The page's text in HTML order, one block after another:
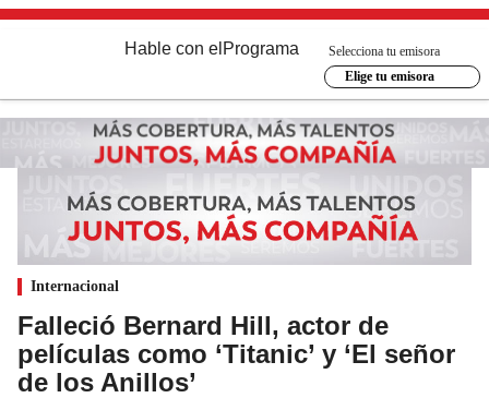
Hable con el Programa
Selecciona tu emisora
Elige tu emisora
Internacional
Falleció Bernard Hill, actor de
películas como ‘Titanic’ y ‘El señor
de los Anillos’